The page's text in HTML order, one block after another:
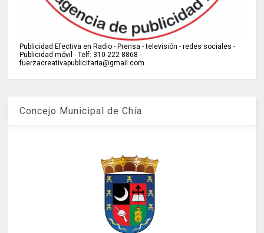
Publicidad Efectiva en Radio - Prensa - televisión - redes sociales -
Publicidad móvil - Telf: 310 222 8868 -
fuerzacreativapublicitaria@gmail.com
Concejo Municipal de Chía